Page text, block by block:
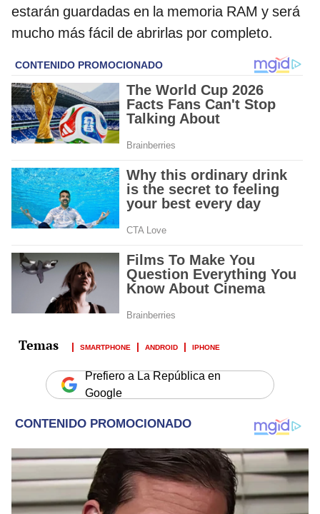
estarán guardadas en la memoria RAM y será
mucho más fácil de abrirlas por completo.
SMARTPHONE ANDROID IPHONE
Prefiero a La República en
Google